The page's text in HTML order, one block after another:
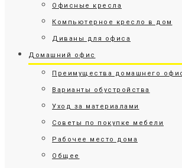
Офисные кресла
Компьютерное кресло в дом
Диваны для офиса
Домашний офис
Преимущества домашнего
Варианты обустройства
Уход за материалами
Советы по покупке мебели
Рабочее место дома
Общее